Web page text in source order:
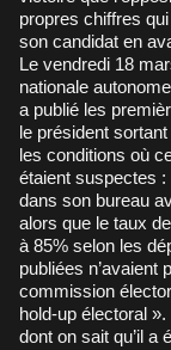
propres chiffres
son candidat en
Le vendredi 18
nationale
a publié les
le président
les conditions où
étaient suspectes :
dans son bureau
alors que le taux
à 85% selon les
publiées n’avaient
commission
hold-up électoral
dont on sait qu’il a